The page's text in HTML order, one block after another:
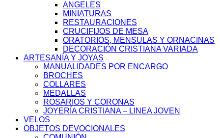
ANGELES
MINIATURAS
RESTAURACIONES
CRUCIFIJOS DE MESA
ORATORIOS, MENSULAS Y ORNACINAS
DECORACIÓN CRISTIANA VARIADA
ARTESANÍA Y JOYAS
MANUALIDADES POR ENCARGO
BROCHES
COLLARES
MEDALLAS
ROSARIOS Y CORONAS
JOYERÍA CRISTIANA – LINEA JOVEN
VELOS
OBJETOS DEVOCIONALES